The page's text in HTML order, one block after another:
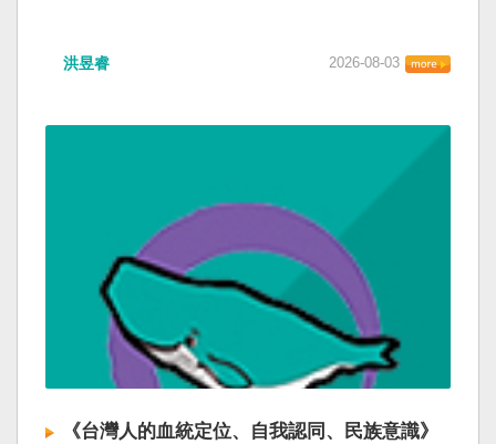
洪昱睿 2026-08-03
《台灣人的血統定位、自我認同、民族意識》